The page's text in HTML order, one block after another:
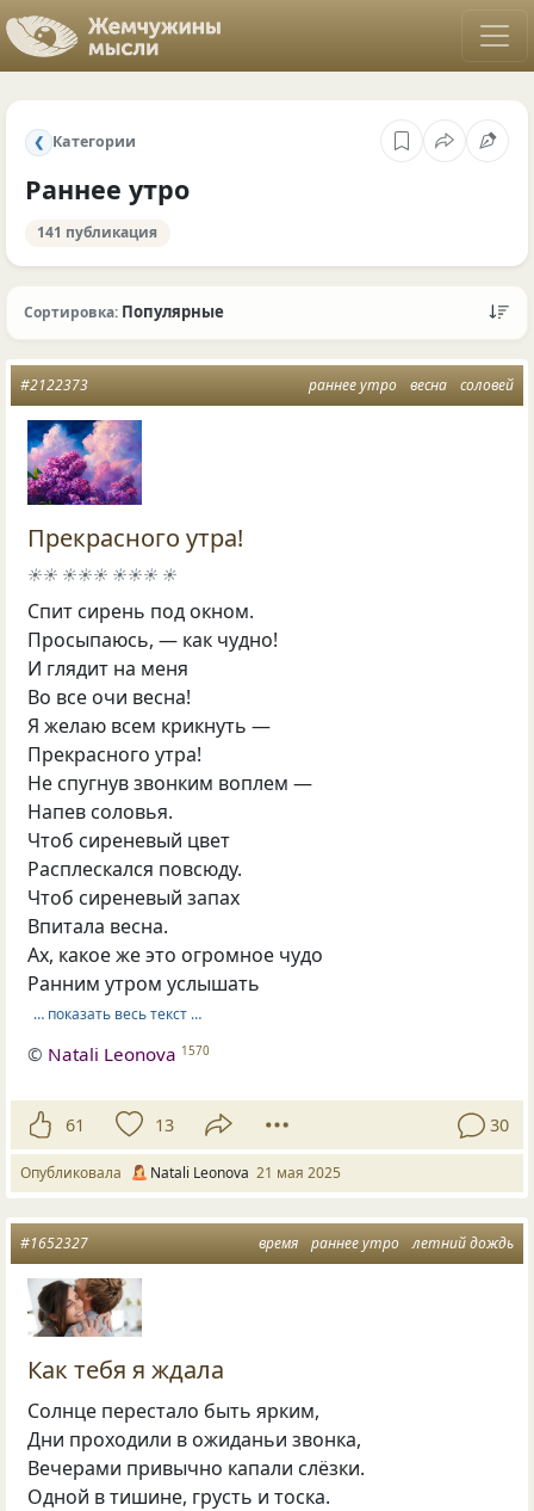
❮ Категории
Раннее утро
141 публикация
Сортировка: Популярные
раннее утро весна соловей
#2122373
Прекрасного утра!
☀☀ ☀☀☀ ☀☀☀ ☀
Спит сирень под окном.
Просыпаюсь, — как чудно!
И глядит на меня
Во все очи весна!
Я желаю всем крикнуть —
Прекрасного утра!
Не спугнув звонким воплем —
Напев соловья.
Чтоб сиреневый цвет
Расплескался повсюду.
Чтоб сиреневый запах
Впитала весна.
Ах, какое же это огромное чудо
Ранним утром услышать
… показать весь текст …
© Natali Leonova 1570
61 13 30
Опубликовала Natali Leonova 21 мая 2025
время раннее утро летний дождь
#1652327
Как тебя я ждала
Солнце перестало быть ярким,
Дни проходили в ожиданьи звонка,
Вечерами привычно капали слёзки.
Одной в тишине, грусть и тоска.